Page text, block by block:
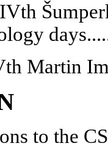
th
days
th Martin
to the